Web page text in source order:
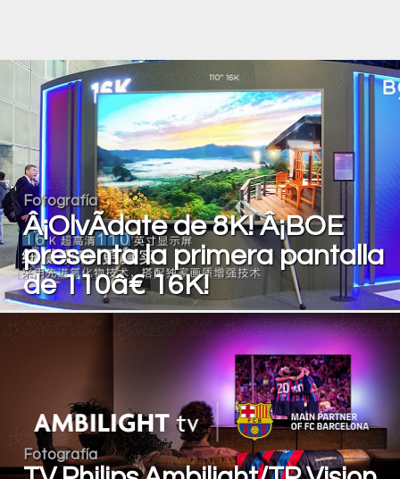
Fotografía
Â¡OlvÃ­date de 8K! Â¡BOE
presenta la primera pantalla
de 110â€ 16K!
Fotografía